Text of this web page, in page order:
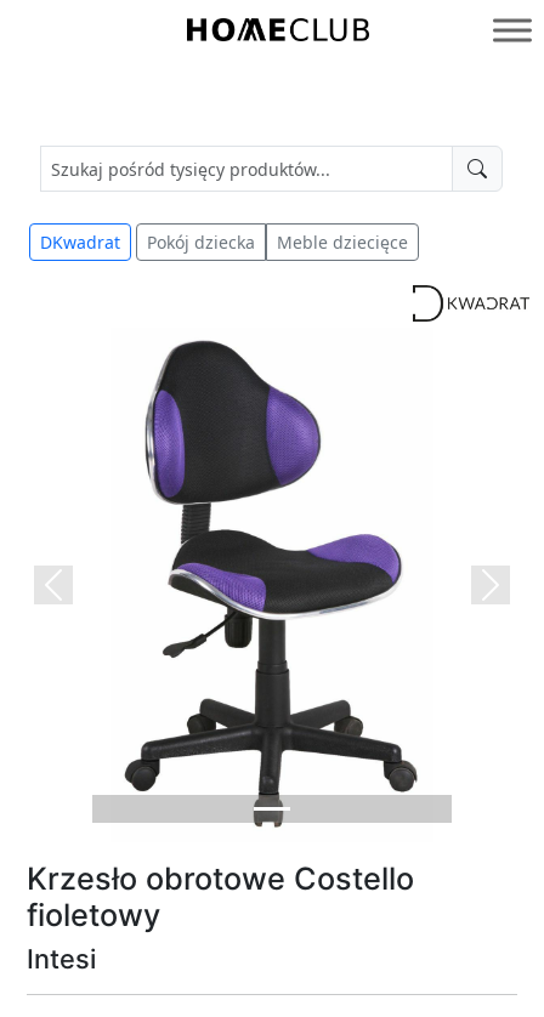
Homeclub
DKwadrat Pokój dziecka Meble dziecięce
Previous Next
Krzesło obrotowe Costello
fioletowy
Intesi